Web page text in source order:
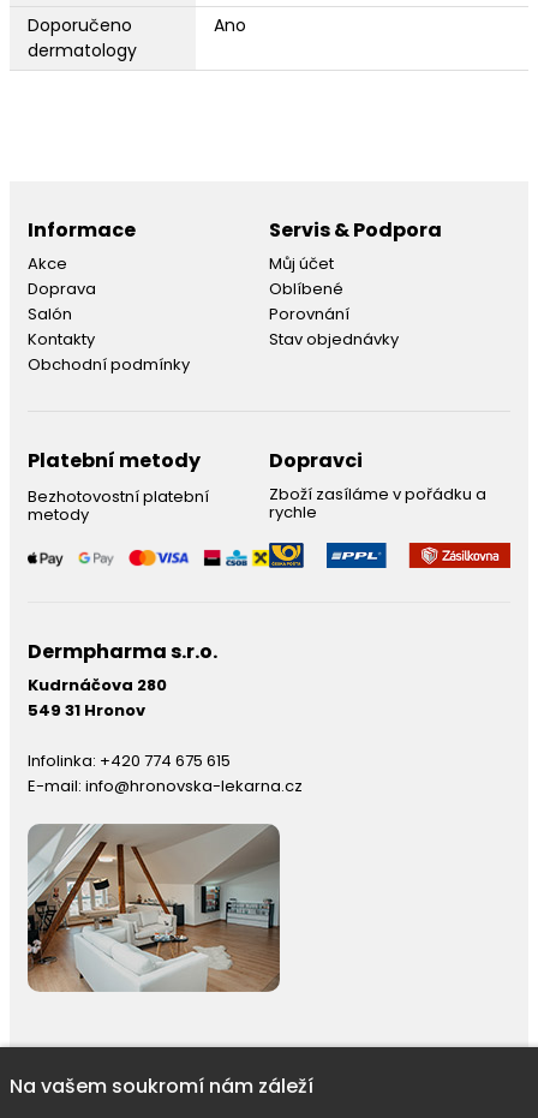
Doporučeno
dermatology
Ano
Informace
Akce
Doprava
Salón
Kontakty
Obchodní podmínky
Servis & Podpora
Můj účet
Oblíbené
Porovnání
Stav objednávky
Platební metody
Bezhotovostní platební
metody
Dopravci
Zboží zasíláme v pořádku a
rychle
Dermpharma s.r.o.
Kudrnáčova 280
549 31 Hronov
Infolinka: +420 774 675 615
E-mail: info@hronovska-lekarna.cz
© 2026 |E-shop JEDNIČKY|Marketing
Na vašem soukromí nám záleží